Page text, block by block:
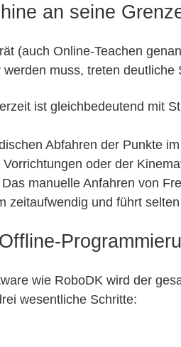
an seine
(auch Online-Teachen
muss, treten deutliche
ist gleichbedeutend mit
Abfahren der Punkte
oder der
Das manuelle Anfahren von
zeitaufwendig und führt
wie RoboDK wird der
wesentliche Schritte: